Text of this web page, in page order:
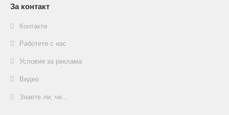
За контакт
Контакти
Работете с нас
Условия за реклама
Видео
Знаете ли, че...